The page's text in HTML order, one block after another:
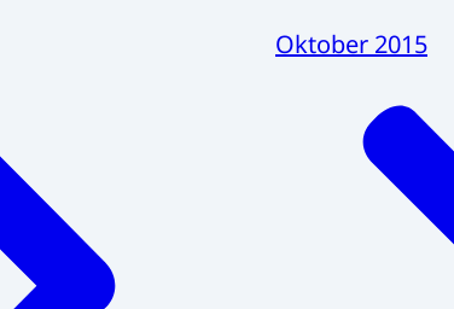
Oktober 2015